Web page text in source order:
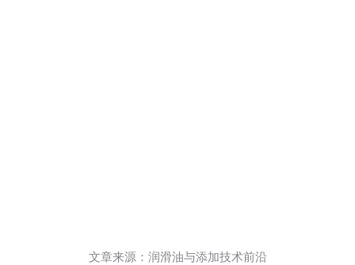
文章来源：润滑油与添加技术前沿